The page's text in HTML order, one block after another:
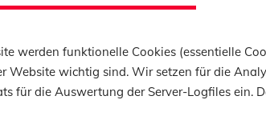
werden funktionelle Cookies (essentielle
Website wichtig sind. Wir setzen für die
für die Auswertung der Server-Logfiles ein.
die „Software“, nämlich unsere